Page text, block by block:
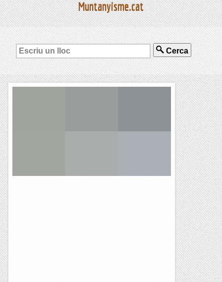
Muntanyisme.cat
Cerca